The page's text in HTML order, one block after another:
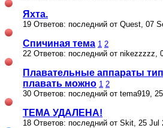
Яхта.
19 Ответов: последний от Quest, 07
Спичиная тема 1 2
22 Ответов: последний от nikezzzzz,
Плавательные аппараты
плавать можно 1 2
30 Ответов: последний от tema919,
ТЕМА УДАЛЕНА!
18 Ответов: последний от Skit, 25 Jul